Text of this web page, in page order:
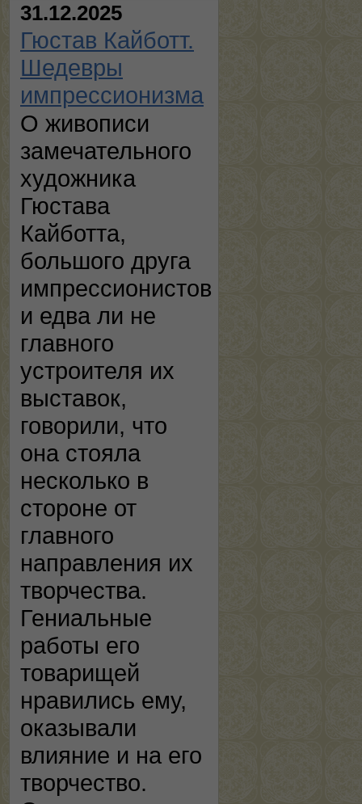
31.12.2025
Гюстав Кайботт.
Шедевры
импрессионизма
О живописи
замечательного
художника
Гюстава
Кайботта,
большого друга
импрессионистов
и едва ли не
главного
устроителя их
выставок,
говорили, что
она стояла
несколько в
стороне от
главного
направления их
творчества.
Гениальные
работы его
товарищей
нравились ему,
оказывали
влияние и на его
творчество.